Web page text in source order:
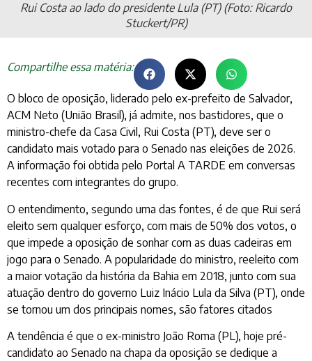
Rui Costa ao lado do presidente Lula (PT) (Foto: Ricardo
Stuckert/PR)
Compartilhe essa matéria:
O bloco de oposição, liderado pelo ex-prefeito de Salvador,
ACM Neto (União Brasil), já admite, nos bastidores, que o
ministro-chefe da Casa Civil, Rui Costa (PT), deve ser o
candidato mais votado para o Senado nas eleições de 2026.
A informação foi obtida pelo Portal A TARDE em conversas
recentes com integrantes do grupo.
O entendimento, segundo uma das fontes, é de que Rui será
eleito sem qualquer esforço, com mais de 50% dos votos, o
que impede a oposição de sonhar com as duas cadeiras em
jogo para o Senado. A popularidade do ministro, reeleito com
a maior votação da história da Bahia em 2018, junto com sua
atuação dentro do governo Luiz Inácio Lula da Silva (PT), onde
se tornou um dos principais nomes, são fatores citados
A tendência é que o ex-ministro João Roma (PL), hoje pré-
candidato ao Senado na chapa da oposição se dedique a